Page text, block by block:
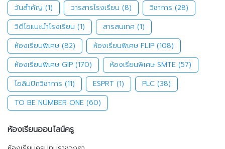
วันสำคัญ (1) วารสารโรงเรียน (8) วิชาการ (28)
วิดีโอแนะนำโรงเรียน (1) สารสนเทศ (1)
ห้องเรียนพิเศษ (82) ห้องเรียนพิเศษ FLIP (108)
ห้องเรียนพิเศษ GIP (170) ห้องเรียนพิเศษ SMTE (57)
โอลิมปิกวิชาการ (11) ESPRT (1) PLC (38)
TO BE NUMBER ONE (60)
ห้องเรียนออนไลน์ครู